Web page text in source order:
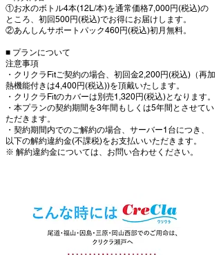
①お水のボトル4本(12L/本)を通常価格7,000円(税込)の
ところ、初回500円(税込)でお得にお届けします。
②あんしんサポートパック460円(税込)初月無料。
■ プランについて
注意事項
・クリクラFitご契約の場合、初回金2,200円(税込)（再加
熱機能付きは4,400円(税込))を頂戴いたします。
・クリクラFitのカバーは別売1,320円(税込)となります。
・本プランの契約期間を3年間もしくは5年間とさせてい
ただきます。
・契約期間内でのご解約の場合、サーバー1台につき、
以下の解約違約金(不課税)をお支払いいただきます。
※ 解約違約金については、お問い合わせください。